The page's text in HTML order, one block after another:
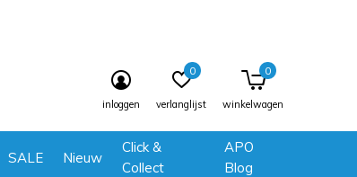
SALE Nieuw
Click &
Collect
APO
Blog
inloggen verlanglijst
0
winkelwagen
0